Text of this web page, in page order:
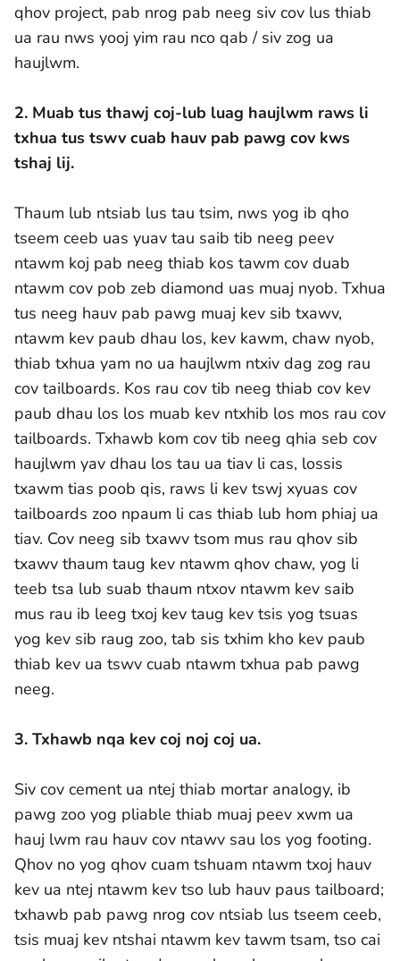
qhov project, pab nrog pab neeg siv cov lus thiab
ua rau nws yooj yim rau nco qab / siv zog ua
haujlwm.
2. Muab tus thawj coj-lub luag haujlwm raws li
txhua tus tswv cuab hauv pab pawg cov kws
tshaj lij.
Thaum lub ntsiab lus tau tsim, nws yog ib qho
tseem ceeb uas yuav tau saib tib neeg peev
ntawm koj pab neeg thiab kos tawm cov duab
ntawm cov pob zeb diamond uas muaj nyob. Txhua
tus neeg hauv pab pawg muaj kev sib txawv,
ntawm kev paub dhau los, kev kawm, chaw nyob,
thiab txhua yam no ua haujlwm ntxiv dag zog rau
cov tailboards. Kos rau cov tib neeg thiab cov kev
paub dhau los los muab kev ntxhib los mos rau cov
tailboards. Txhawb kom cov tib neeg qhia seb cov
haujlwm yav dhau los tau ua tiav li cas, lossis
txawm tias poob qis, raws li kev tswj xyuas cov
tailboards zoo npaum li cas thiab lub hom phiaj ua
tiav. Cov neeg sib txawv tsom mus rau qhov sib
txawv thaum taug kev ntawm qhov chaw, yog li
teeb tsa lub suab thaum ntxov ntawm kev saib
mus rau ib leeg txoj kev taug kev tsis yog tsuas
yog kev sib raug zoo, tab sis txhim kho kev paub
thiab kev ua tswv cuab ntawm txhua pab pawg
neeg.
3. Txhawb nqa kev coj noj coj ua.
Siv cov cement ua ntej thiab mortar analogy, ib
pawg zoo yog pliable thiab muaj peev xwm ua
hauj lwm rau hauv cov ntawv sau los yog footing.
Qhov no yog qhov cuam tshuam ntawm txoj hauv
kev ua ntej ntawm kev tso lub hauv paus tailboard;
txhawb pab pawg nrog cov ntsiab lus tseem ceeb,
tsis muaj kev ntshai ntawm kev tawm tsam, tso cai